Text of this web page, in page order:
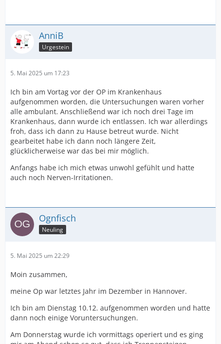
AnniB
Urgestein
5. Mai 2025 um 17:23
Ich bin am Vortag vor der OP im Krankenhaus
aufgenommen worden, die Untersuchungen waren vorher
alle ambulant. Anschließend war ich noch drei Tage im
Krankenhaus, dann wurde ich entlassen. Ich war allerdings
froh, dass ich dann zu Hause betreut wurde. Nicht
gearbeitet habe ich dann noch längere Zeit,
glücklicherweise war das bei mir möglich.
Anfangs habe ich mich etwas unwohl gefühlt und hatte
auch noch Nerven-Irritationen.
Ognfisch
Neuling
5. Mai 2025 um 22:29
Moin zusammen,
meine Op war letztes Jahr im Dezember in Hannover.
Ich bin am Dienstag 10.12. aufgenommen worden und hatte
dann noch einige Voruntersuchungen.
Am Donnerstag wurde ich vormittags operiert und es ging